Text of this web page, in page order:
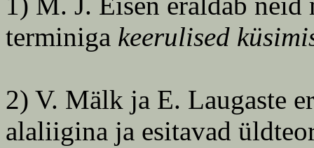
terminiga keerulised
2) V. Mälk ja E. Laugaste
alaliigina ja esitavad